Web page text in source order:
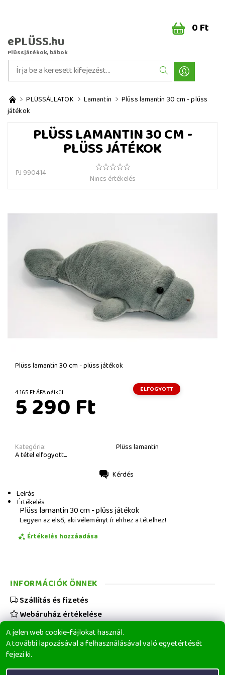
ePLÜSS.hu
Plüssjátékok, bábok
0 Ft
PLÜSSÁLLATOK Lamantin
Plüss lamantin 30 cm - plüss
játékok
PLÜSS LAMANTIN 30 CM -
PLÜSS JÁTÉKOK
PJ 990414
Nincs értékelés
Plüss lamantin 30 cm - plüss játékok
4 165 Ft ÁFA nélkül ELFOGYOTT
5 290 Ft
Kategória: Plüss lamantin
A tétel elfogyott...
Kérdés
Leírás
Értékelés
Plüss lamantin 30 cm - plüss játékok
Legyen az első, aki véleményt ír ehhez a tételhez!
Értékelés hozzáadása
A jelen web cookie-fájlokat használ.
A további lapozásával a felhasználásával való egyetértését
fejezi ki.
INFORMÁCIÓK ÖNNEK
Szállítás és fizetés
Webáruház értékelése
Viszonteladóknak
Üzleti feltételek
Elérhetőségeink